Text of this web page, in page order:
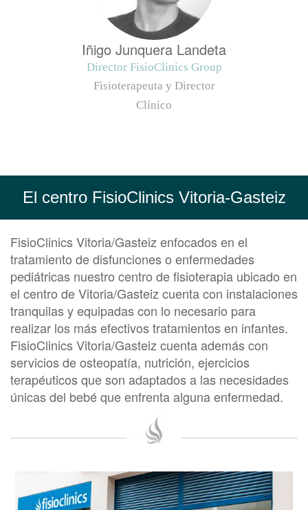
Iñigo Junquera Landeta
Director FisioClinics Group
Fisioterapeuta y Director
Clínico
El centro FisioClinics Vitoria-Gasteiz
FisioClinics Vitoria/Gasteiz enfocados en el
tratamiento de disfunciones o enfermedades
pediátricas nuestro centro de fisioterapia ubicado en
el centro de Vitoria/Gasteiz cuenta con instalaciones
tranquilas y equipadas con lo necesario para
realizar los más efectivos tratamientos en infantes.
FisioClinics Vitoria/Gasteiz cuenta además con
servicios de osteopatía, nutrición, ejercicios
terapéuticos que son adaptados a las necesidades
únicas del bebé que enfrenta alguna enfermedad.